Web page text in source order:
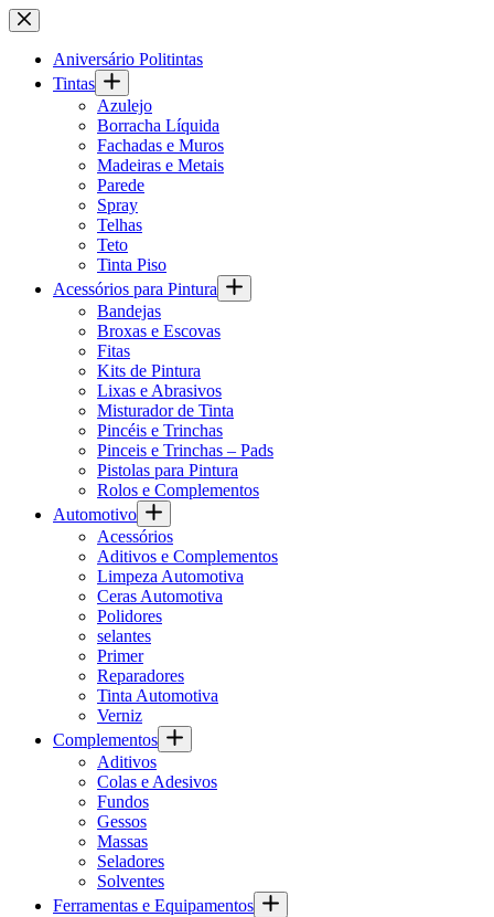
Pular
para
conteúdo
Aniversário Politintas
Tintas
Azulejo
Borracha Líquida
Fachadas e Muros
Madeiras e Metais
Parede
Spray
Telhas
Teto
Tinta Piso
Acessórios para Pintura
Bandejas
Broxas e Escovas
Fitas
Kits de Pintura
Lixas e Abrasivos
Misturador de Tinta
Pincéis e Trinchas
Pinceis e Trinchas – Pads
Pistolas para Pintura
Rolos e Complementos
Automotivo
Acessórios
Aditivos e Complementos
Limpeza Automotiva
Ceras Automotiva
Polidores
selantes
Primer
Reparadores
Tinta Automotiva
Verniz
Complementos
Aditivos
Colas e Adesivos
Fundos
Gessos
Massas
Seladores
Solventes
Ferramentas e Equipamentos